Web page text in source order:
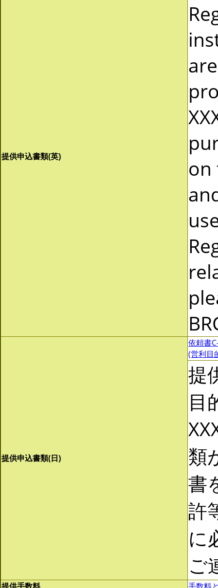
提供申込書類(英)
on
提供申込書類(日)
依頼書
(営利目
提
目
類
書
許
に
ご